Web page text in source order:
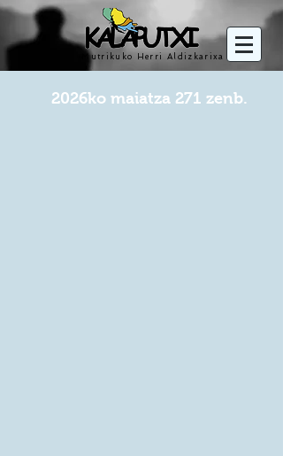
Mutrikuko Herri Aldizkarixa
2026ko maiatza 271 zenb.